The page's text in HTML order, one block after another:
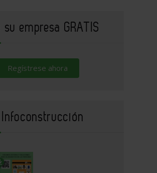
su empresa GRATIS
Regístrese ahora